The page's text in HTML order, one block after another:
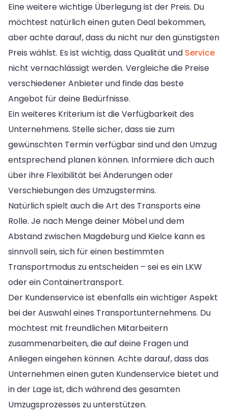
Eine weitere wichtige Überlegung ist der Preis. Du
möchtest natürlich einen guten Deal bekommen,
aber achte darauf, dass du nicht nur den günstigsten
Preis wählst. Es ist wichtig, dass Qualität und Service
nicht vernachlässigt werden. Vergleiche die Preise
verschiedener Anbieter und finde das beste
Angebot für deine Bedürfnisse.
Ein weiteres Kriterium ist die Verfügbarkeit des
Unternehmens. Stelle sicher, dass sie zum
gewünschten Termin verfügbar sind und den Umzug
entsprechend planen können. Informiere dich auch
über ihre Flexibilität bei Änderungen oder
Verschiebungen des Umzugstermins.
Natürlich spielt auch die Art des Transports eine
Rolle. Je nach Menge deiner Möbel und dem
Abstand zwischen Magdeburg und Kielce kann es
sinnvoll sein, sich für einen bestimmten
Transportmodus zu entscheiden – sei es ein LKW
oder ein Containertransport.
Der Kundenservice ist ebenfalls ein wichtiger Aspekt
bei der Auswahl eines Transportunternehmens. Du
möchtest mit freundlichen Mitarbeitern
zusammenarbeiten, die auf deine Fragen und
Anliegen eingehen können. Achte darauf, dass das
Unternehmen einen guten Kundenservice bietet und
in der Lage ist, dich während des gesamten
Umzugsprozesses zu unterstützen.